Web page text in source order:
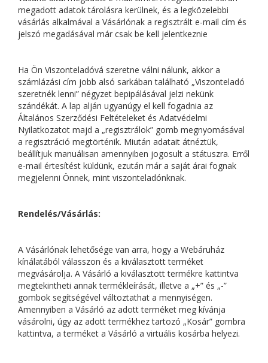
megadott adatok tárolásra kerülnek, és a legközelebbi
vásárlás alkalmával a Vásárlónak a regisztrált e-mail cím és
jelszó megadásával már csak be kell jelentkeznie
Ha Ön Viszonteladóvá szeretne válni nálunk, akkor a
számlázási cím jobb alsó sarkában található „Viszonteladó
szeretnék lenni” négyzet bepipálásával jelzi nekünk
szándékát. A lap alján ugyanúgy el kell fogadnia az
Általános Szerződési Feltételeket és Adatvédelmi
Nyilatkozatot majd a „regisztrálok” gomb megnyomásával
a regisztráció megtörténik. Miután adatait átnéztük,
beállítjuk manuálisan amennyiben jogosult a státuszra. Erről
e-mail értesítést küldünk, ezután már a saját árai fognak
megjelenni Önnek, mint viszonteladónknak.
Rendelés/Vásárlás:
A Vásárlónak lehetősége van arra, hogy a Webáruház
kínálatából válasszon és a kiválasztott terméket
megvásárolja. A Vásárló a kiválasztott termékre kattintva
megtekintheti annak termékleírását, illetve a „+” és „-”
gombok segítségével változtathat a mennyiségen.
Amennyiben a Vásárló az adott terméket meg kívánja
vásárolni, úgy az adott termékhez tartozó „Kosár” gombra
kattintva, a terméket a Vásárló a virtuális kosárba helyezi.